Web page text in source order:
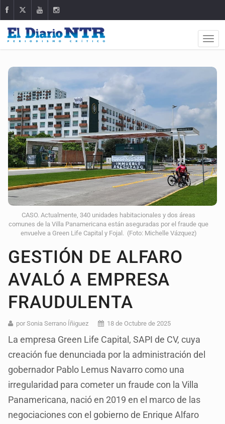
CASO. Actualmente, 340 unidades habitacionales y dos áreas
comunes de la Villa Panamericana están aseguradas por el fraude que
envuelve a Green Life Capital y Fojal. (Foto: Michelle Vázquez)
GESTIÓN DE ALFARO
AVALÓ A EMPRESA
FRAUDULENTA
por Sonia Serrano Íñiguez 18 de Octubre de 2025
La empresa Green Life Capital, SAPI de CV, cuya
creación fue denunciada por la administración del
gobernador Pablo Lemus Navarro como una
irregularidad para cometer un fraude con la Villa
Panamericana, nació en 2019 en el marco de las
negociaciones con el gobierno de Enrique Alfaro